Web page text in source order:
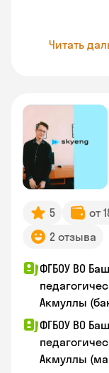
Читать
5 от
2 отзыва
ФГБОУ ВО
Акмуллы
ФГБОУ ВО
Акмуллы